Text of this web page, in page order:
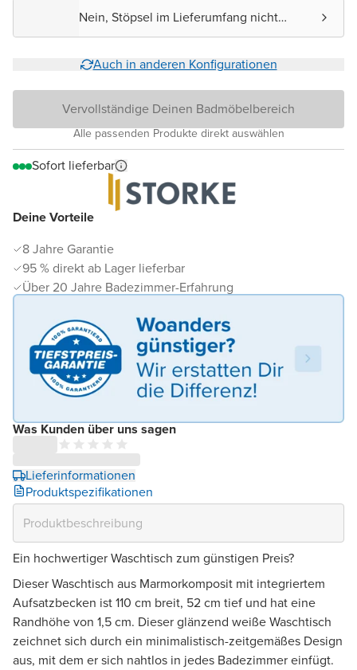
Deine Vorteile
8 Jahre Garantie
95 % direkt ab Lager lieferbar
Über 20 Jahre Badezimmer-Erfahrung
Was Kunden über uns sagen
Lieferinformationen
Produktspezifikationen
Nein, Stöpsel im Lieferumfang nicht
enthalten.
Auch in anderen Konfigurationen
Vervollständige Deinen Badmöbelbereich
Alle passenden Produkte direkt auswählen
Sofort lieferbar
Ein hochwertiger Waschtisch zum günstigen Preis?
Dieser Waschtisch aus Marmorkomposit mit integriertem
Aufsatzbecken ist 110 cm breit, 52 cm tief und hat eine
Randhöhe von 1,5 cm. Dieser glänzend weiße Waschtisch
zeichnet sich durch ein minimalistisch-zeitgemäßes Design
aus, mit dem er sich nahtlos in jedes Badezimmer einfügt.